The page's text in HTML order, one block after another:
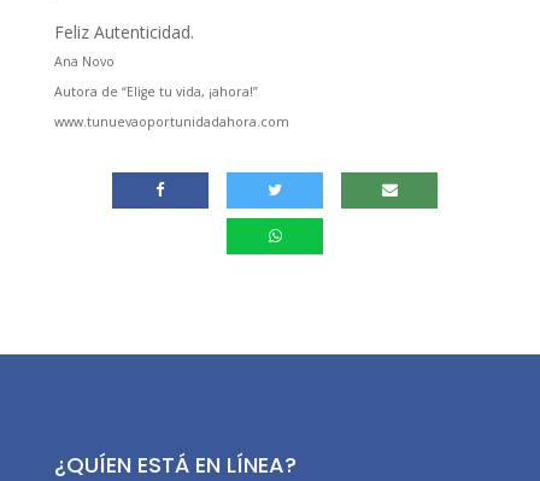
Feliz Autenticidad.
Ana Novo
Autora de “Elige tu vida, ¡ahora!”
www.tunuevaoportunidadahora.com
¿QUÍEN ESTÁ EN LÍNEA?